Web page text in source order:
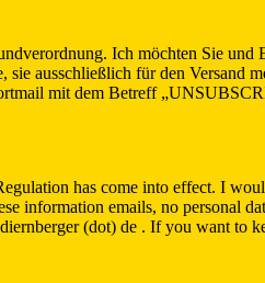
Ich möchten Sie
ausschließlich für den
mit dem Betreff
has come into effect. I
information emails, no personal
(dot) de . If you want to